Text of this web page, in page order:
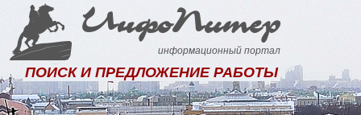
ИнфоПитер
информационный портал
ПОИСК И ПРЕДЛОЖЕНИЕ РАБОТЫ